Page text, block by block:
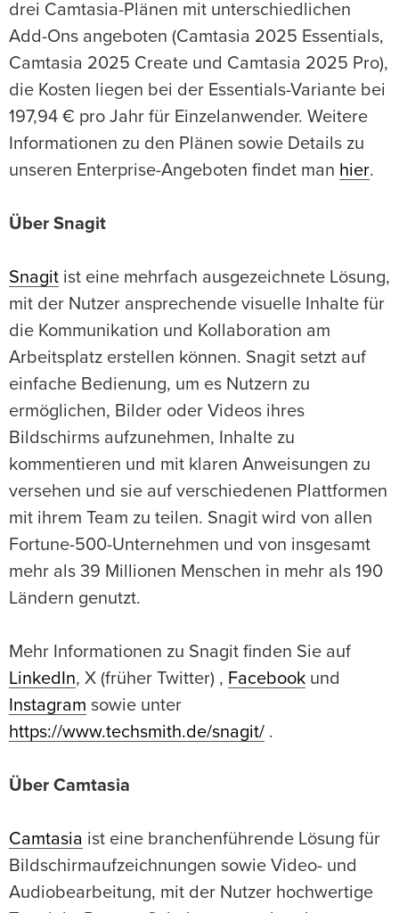
drei Camtasia-Plänen mit unterschiedlichen
Add-Ons angeboten (Camtasia 2025 Essentials,
Camtasia 2025 Create und Camtasia 2025 Pro),
die Kosten liegen bei der Essentials-Variante bei
197,94 € pro Jahr für Einzelanwender. Weitere
Informationen zu den Plänen sowie Details zu
unseren Enterprise-Angeboten findet man hier.
Über Snagit
Snagit ist eine mehrfach ausgezeichnete Lösung,
mit der Nutzer ansprechende visuelle Inhalte für
die Kommunikation und Kollaboration am
Arbeitsplatz erstellen können. Snagit setzt auf
einfache Bedienung, um es Nutzern zu
ermöglichen, Bilder oder Videos ihres
Bildschirms aufzunehmen, Inhalte zu
kommentieren und mit klaren Anweisungen zu
versehen und sie auf verschiedenen Plattformen
mit ihrem Team zu teilen. Snagit wird von allen
Fortune-500-Unternehmen und von insgesamt
mehr als 39 Millionen Menschen in mehr als 190
Ländern genutzt.
Mehr Informationen zu Snagit finden Sie auf
LinkedIn, X (früher Twitter) , Facebook und
Instagram sowie unter
https://www.techsmith.de/snagit/ .
Über Camtasia
Camtasia ist eine branchenführende Lösung für
Bildschirmaufzeichnungen sowie Video- und
Audiobearbeitung, mit der Nutzer hochwertige